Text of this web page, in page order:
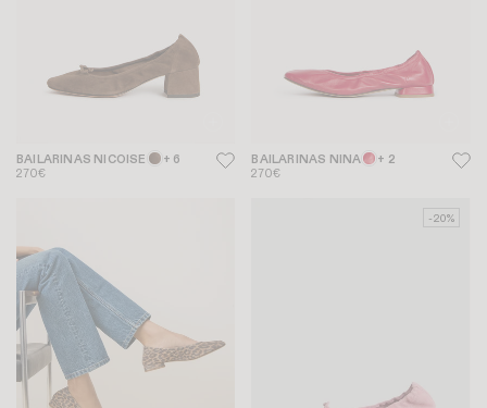
BAILARINAS NICOISE + 6
270€
BAILARINAS NINA + 2
270€
-20%